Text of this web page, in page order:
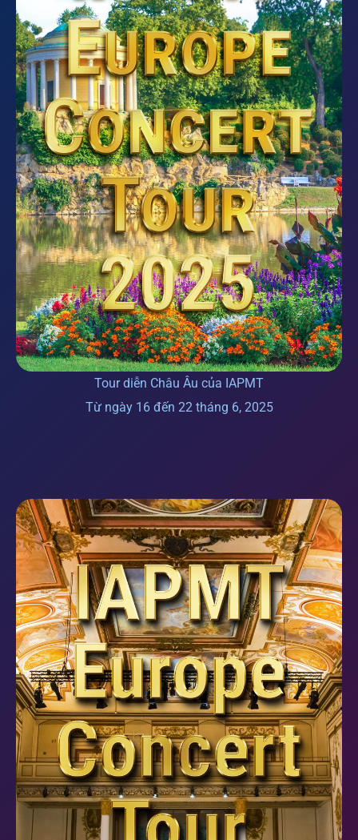
Tour diễn Châu Âu của IAPMT
Từ ngày 16 đến 22 tháng 6, 2025